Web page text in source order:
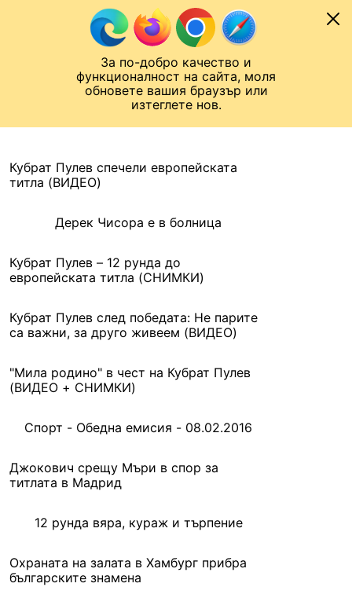
За по-добро качество и
функционалност на сайта, моля
обновете вашия браузър или
изтеглете нов.
Към съдържанието
Лига на Конференциите
Кубрат Пулев спечели европейската
титла (ВИДЕО)
Дерек Чисора е в болница
Кубрат Пулев – 12 рунда до
европейската титла (СНИМКИ)
Кубрат Пулев след победата: Не парите
са важни, за друго живеем (ВИДЕО)
"Мила родино" в чест на Кубрат Пулев
(ВИДЕО + СНИМКИ)
Спорт - Обедна емисия - 08.02.2016
Джокович срещу Мъри в спор за
титлата в Мадрид
12 рунда вяра, кураж и търпение
Охраната на залата в Хамбург прибра
българските знамена